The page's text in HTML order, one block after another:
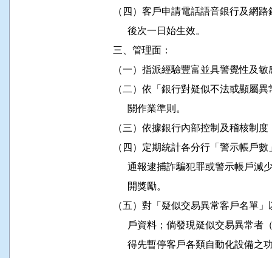
（四）客戶申請電話語音銀行及
                後次一日始生效。
          三、管理面：
（一）指派經驗豐富並具警覺性
（二）依「銀行對疑似不法或顯
                關作業準則。
（三）依據銀行內部控制及稽核
（四）定期統計各分行「警示帳
通報逮捕詐騙犯罪或警示帳
                開獎勵。
（五）對「疑似交易異常客戶名
戶資料；倘發現疑似交易異
得先暫停客戶各類自動化設